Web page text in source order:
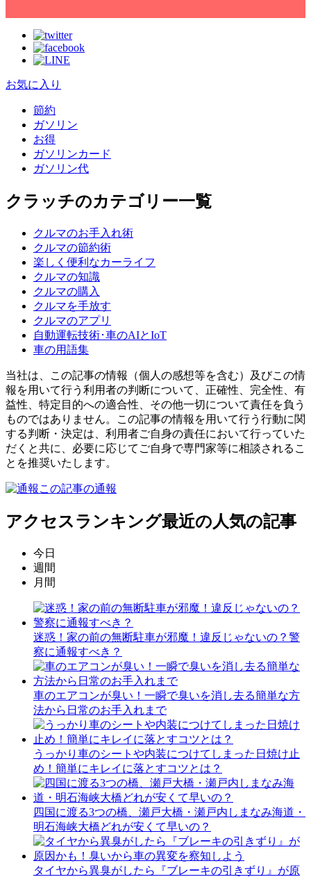
お気に入り
節約
ガソリン
お得
ガソリンカード
ガソリン代
クラッチのカテゴリー一覧
クルマのお手入れ術
クルマの節約術
楽しく便利なカーライフ
クルマの知識
クルマの購入
クルマを手放す
クルマのアプリ
自動運転技術･車のAIとIoT
車の用語集
当社は、この記事の情報（個人の感想等を含む）及びこの情
報を用いて行う利用者の判断について、正確性、完全性、有
益性、特定目的への適合性、その他一切について責任を負う
ものではありません。この記事の情報を用いて行う行動に関
する判断・決定は、利用者ご自身の責任において行っていた
だくと共に、必要に応じてご自身で専門家等に相談されるこ
とを推奨いたします。
この記事の通報
アクセスランキング最近の人気の記事
今日
週間
月間
迷惑！家の前の無断駐車が邪魔！違反じゃないの？警
察に通報すべき？
車のエアコンが臭い！一瞬で臭いを消し去る簡単な方
法から日常のお手入れまで
うっかり車のシートや内装につけてしまった日焼け止
め！簡単にキレイに落とすコツとは？
四国に渡る3つの橋、瀬戸大橋・瀬戸内しまなみ海道・
明石海峡大橋どれが安くて早いの？
タイヤから異臭がしたら『ブレーキの引きずり』が原